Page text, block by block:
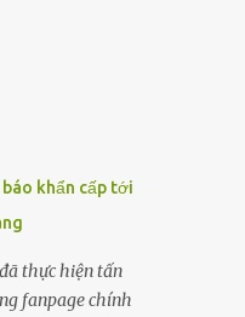
khẩn cấp tới
thực hiện tấn
fanpage chính